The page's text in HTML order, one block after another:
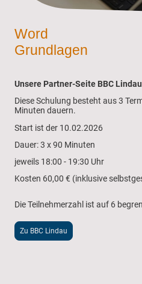
Word
Grundlagen
Unsere Partner-Seite BBC Lindau
Diese Schulung besteht aus 3
Minuten dauern.
Start ist der 10.02.2026
Dauer: 3 x 90 Minuten
jeweils 18:00 - 19:30 Uhr
Kosten 60,00 € (inklusive
Die Teilnehmerzahl ist auf 6
Zu BBC Lindau